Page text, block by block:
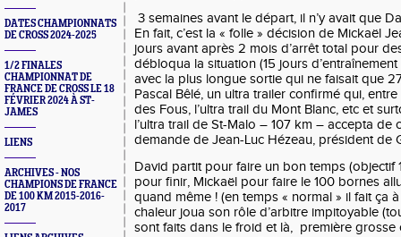
DATES CHAMPIONNATS
DE CROSS 2024-2025
1/2 FINALES
CHAMPIONNAT DE
FRANCE DE CROSS LE 18
FÉVRIER 2024 À ST-
JAMES
LIENS
ARCHIVES - NOS
CHAMPIONS DE FRANCE
DE 100 KM 2015-2016-
2017
3 semaines avant le départ, il n’y avait que
En fait, c’est la « folle » décision de Mickaël
jours avant après 2 mois d’arrêt total pour
débloqua la situation (15 jours
avec la plus longue sortie qui ne faisait que
Pascal Bêlé, un ultra trailer confirmé qui,
des Fous, l’ultra trail du Mont Blanc, etc et
l’ultra trail de St-Malo – 107 km – accepta de
demande de Jean-Luc Hézeau, président de
David partit pour faire un bon temps (objectif
pour finir, Mickaël pour faire le 100 bornes
quand même ! (en temps « normal » il fait ça
chaleur joua son rôle d’arbitre impitoyable
sont faits dans le froid et là, première grosse